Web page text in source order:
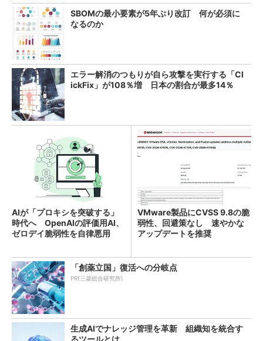
SBOMの最小要素が5年ぶり改訂 何が必須に
なるのか
エラー解消のつもりが自ら攻撃を実行する「Cl
ickFix」が108％増 日本の割合が最多14％
AIが「プロキシを突破する」
時代へ OpenAIの評価用AI、
ゼロデイ脆弱性を自律悪用
VMware製品にCVSS 9.8の脆
弱性、回避策なし 速やかな
アップデートを推奨
「創薬立国」復活への分岐点
PR(三菱総合研究所)
生成AIでナレッジ管理を革新 組織知を統合す
るツールとは